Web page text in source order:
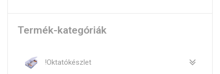
Termék-kategóriák
!Oktatókészlet